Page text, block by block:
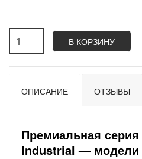
В КОРЗИНУ
ОПИСАНИЕ ОТЗЫВЫ
Премиальная серия
Industrial — модели